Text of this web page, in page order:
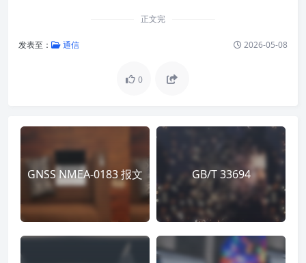
正文完
发表至： 通信 2026-05-08
0
GNSS NMEA-0183 报文 GB/T 33694